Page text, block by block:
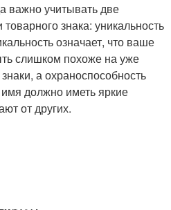
важно учитывать две
знака: уникальность
означает, что ваше
слишком похоже на уже
а охраноспособность
должно иметь яркие
от других.